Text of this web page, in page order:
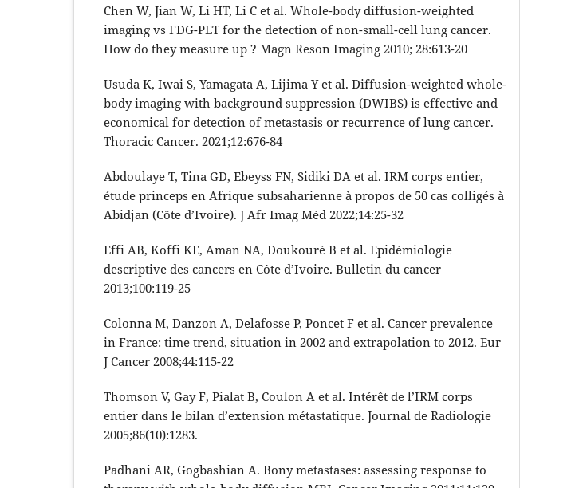
Chen W, Jian W, Li HT, Li C et al. Whole-body diffusion-weighted
imaging vs FDG-PET for the detection of non-small-cell lung cancer.
How do they measure up ? Magn Reson Imaging 2010; 28:613-20
Usuda K, Iwai S, Yamagata A, Lijima Y et al. Diffusion-weighted whole-
body imaging with background suppression (DWIBS) is effective and
economical for detection of metastasis or recurrence of lung cancer.
Thoracic Cancer. 2021;12:676-84
Abdoulaye T, Tina GD, Ebeyss FN, Sidiki DA et al. IRM corps entier,
étude princeps en Afrique subsaharienne à propos de 50 cas colligés à
Abidjan (Côte d’Ivoire). J Afr Imag Méd 2022;14:25-32
Effi AB, Koffi KE, Aman NA, Doukouré B et al. Epidémiologie
descriptive des cancers en Côte d’Ivoire. Bulletin du cancer
2013;100:119-25
Colonna M, Danzon A, Delafosse P, Poncet F et al. Cancer prevalence
in France: time trend, situation in 2002 and extrapolation to 2012. Eur
J Cancer 2008;44:115-22
Thomson V, Gay F, Pialat B, Coulon A et al. Intérêt de l’IRM corps
entier dans le bilan d’extension métastatique. Journal de Radiologie
2005;86(10):1283.
Padhani AR, Gogbashian A. Bony metastases: assessing response to